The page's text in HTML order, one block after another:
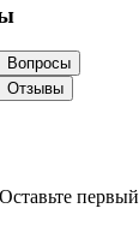
Вопросы
Отзывы
Оставьте первый